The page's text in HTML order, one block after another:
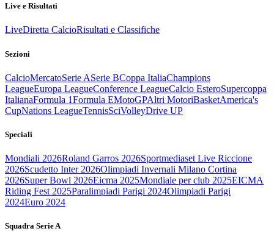
Live e Risultati
LiveDiretta CalcioRisultati e Classifiche
Sezioni
CalcioMercatoSerie ASerie BCoppa ItaliaChampions
LeagueEuropa LeagueConference LeagueCalcio EsteroSupercoppa
ItalianaFormula 1Formula EMotoGPAltri MotoriBasketAmerica's
CupNations LeagueTennisSciVolleyDrive UP
Speciali
Mondiali 2026Roland Garros 2026Sportmediaset Live Riccione
2026Scudetto Inter 2026Olimpiadi Invernali Milano Cortina
2026Super Bowl 2026Eicma 2025Mondiale per club 2025EICMA
Riding Fest 2025Paralimpiadi Parigi 2024Olimpiadi Parigi
2024Euro 2024
Squadra Serie A